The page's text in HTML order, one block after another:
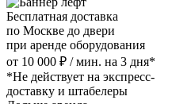
Бесплатная доставка
по Москве до двери
при аренде оборудования
от 10 000 ₽ / мин. на 3 дня*
*Не действует на экспресс-
доставку и штабелеры